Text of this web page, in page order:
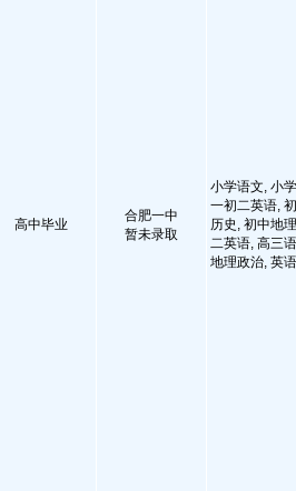
高中毕业
合肥一中
暂未录取
小学语文, 小
一初二英语,
历史, 初中地
二英语, 高三
地理政治, 英